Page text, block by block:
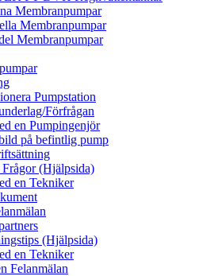
Membran­pumpar
Membran­pumpar
Membran­pumpar
Pumpstation
Förfrågan
en Pumpingenjör
på befintlig pump
(Hjälpsida)
en Tekniker
(Hjälpsida)
en Tekniker
Felanmälan